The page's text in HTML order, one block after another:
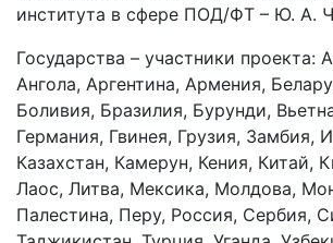
института в сфере ПОД/ФТ – Ю. А.
Государства – участники проекта:
Ангола, Аргентина, Армения,
Боливия, Бразилия, Бурунди,
Германия, Гвинея, Грузия, Замбия,
Казахстан, Камерун, Кения, Китай,
Лаос, Литва, Мексика, Молдова,
Палестина, Перу, Россия, Сербия,